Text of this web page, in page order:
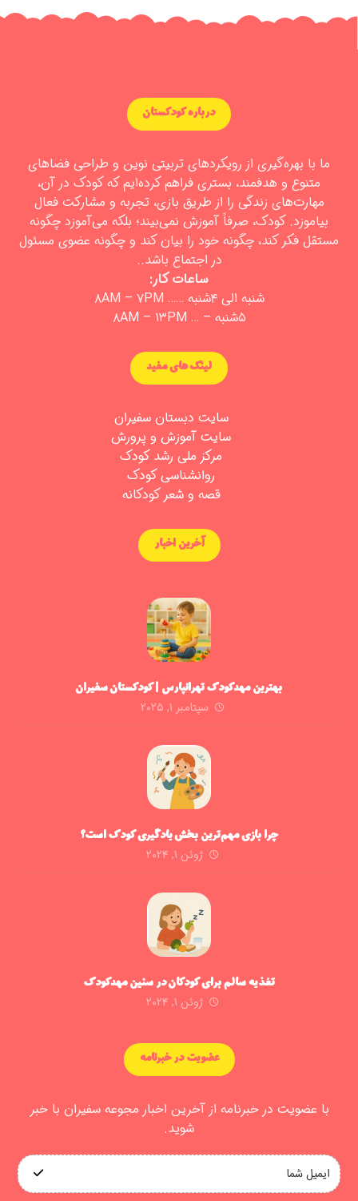
درباره کودکستان
ما با بهره‌گیری از رویکردهای تربیتی نوین و طراحی فضاهای
متنوع و هدفمند، بستری فراهم کرده‌ایم که کودک در آن،
مهارت‌های زندگی را از طریق بازی، تجربه و مشارکت فعال
بیاموزد. کودک، صرفاً آموزش نمی‌بیند؛ بلکه می‌آموزد چگونه
مستقل فکر کند، چگونه خود را بیان کند و چگونه عضوی مسئول
در اجتماع باشد..
ساعات کار:
شنبه الی ۴شنبه …… ۸AM – ۷PM
۵شنبه – … ۸AM – ۱۳PM
لینک های مفید
سایت دبستان سفیران
سایت آموزش و پرورش
مرکز ملی رشد کودک
روانشناسی کودک
قصه و شعر کودکانه
آخرین اخبار
بهترین مهدکودک تهرانپارس | کودکستان سفیران
سپتامبر ۱, ۲۰۲۵
چرا بازی مهم‌ترین بخش یادگیری کودک است؟
ژوئن ۱, ۲۰۲۴
تغذیه سالم برای کودکان در سنین مهدکودک
ژوئن ۱, ۲۰۲۴
عضویت در خبرنامه
با عضویت در خبرنامه از آخرین اخبار مجوعه سفیران با خبر
شوید.